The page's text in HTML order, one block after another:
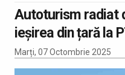
Autoturism radiat
ieșirea din țară la
Marți, 07 Octombrie 2025